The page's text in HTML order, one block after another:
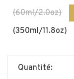
(60ml/2.0oz)
(350ml/11.8oz)
Quantité: